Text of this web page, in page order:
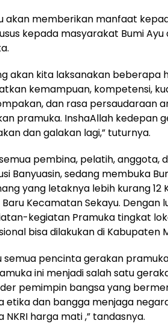
akan memberikan manfaat
kepada masyarakat Bumi
akan kita laksanakan beberapa
kemampuan, kompetensi,
dan rasa persaudaraan
pramuka. InshaAllah kedepan
dan galakan lagi,” tuturnya.
pembina, pelatih, anggota,
Banyuasin, sedang membuka
yang letaknya lebih kurang
Kecamatan Sekayu. Dengan
kegiatan Pramuka tingkat
bisa dilakukan di Kabupaten
semua pencinta gerakan
ini menjadi salah satu
pemimpin bangsa yang
etika dan bangga menjaga
NKRI harga mati ,” tandasnya.